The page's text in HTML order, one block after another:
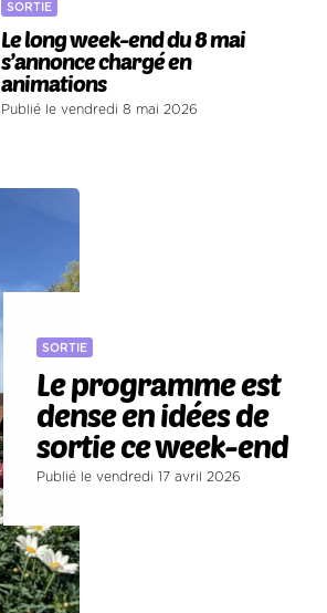
SORTIE
Le long week-end du 8 mai
s’annonce chargé en
animations
Publié le vendredi 8 mai 2026
SORTIE
Le programme est
dense en idées de
sortie ce week-end
Publié le vendredi 17 avril 2026